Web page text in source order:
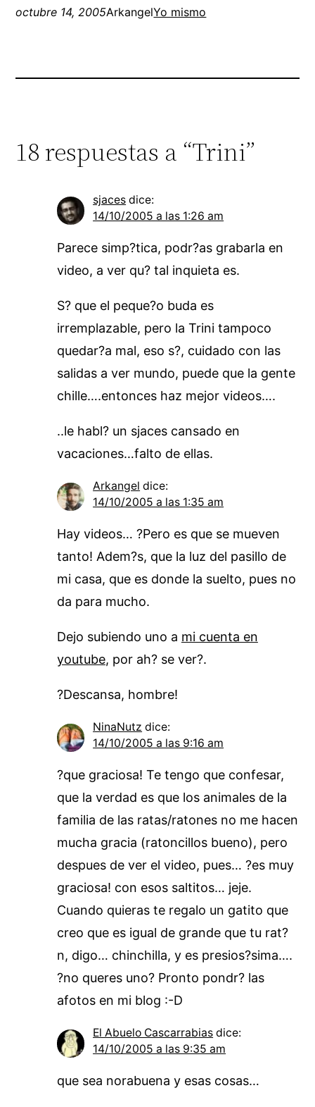
octubre 14, 2005ArkangelYo mismo
18 respuestas a “Trini”
sjaces dice:
14/10/2005 a las 1:26 am
Parece simp?tica, podr?as grabarla en
video, a ver qu? tal inquieta es.
S? que el peque?o buda es
irremplazable, pero la Trini tampoco
quedar?a mal, eso s?, cuidado con las
salidas a ver mundo, puede que la gente
chille….entonces haz mejor videos….
..le habl? un sjaces cansado en
vacaciones…falto de ellas.
Arkangel dice:
14/10/2005 a las 1:35 am
Hay videos… ?Pero es que se mueven
tanto! Adem?s, que la luz del pasillo de
mi casa, que es donde la suelto, pues no
da para mucho.
Dejo subiendo uno a mi cuenta en
youtube, por ah? se ver?.
?Descansa, hombre!
NinaNutz dice:
14/10/2005 a las 9:16 am
?que graciosa! Te tengo que confesar,
que la verdad es que los animales de la
familia de las ratas/ratones no me hacen
mucha gracia (ratoncillos bueno), pero
despues de ver el video, pues… ?es muy
graciosa! con esos saltitos… jeje.
Cuando quieras te regalo un gatito que
creo que es igual de grande que tu rat?
n, digo… chinchilla, y es presios?sima….
?no queres uno? Pronto pondr? las
afotos en mi blog :-D
El Abuelo Cascarrabias dice:
14/10/2005 a las 9:35 am
que sea norabuena y esas cosas…